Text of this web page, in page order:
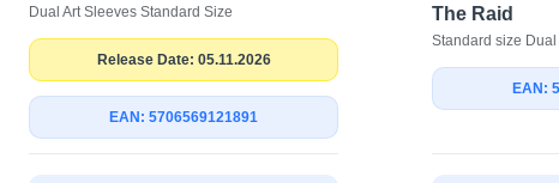
Dual Art Sleeves Standard Size
Release Date: 05.11.2026
EAN: 5706569121891
The Raid
Standard size
EAN: